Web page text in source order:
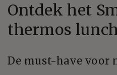
Ontdek het
thermos
De must-have voor